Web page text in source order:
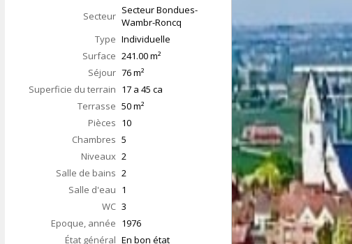
Secteur Secteur Bondues-
Wambr-Roncq
Type Individuelle
Surface 241.00m²
Séjour 76m²
Superficie du terrain 17 a 45 ca
Terrasse 50m²
Pièces 10
Chambres 5
Niveaux 2
Salle de bains 2
Salle d'eau 1
WC 3
Epoque, année 1976
État général En bon état